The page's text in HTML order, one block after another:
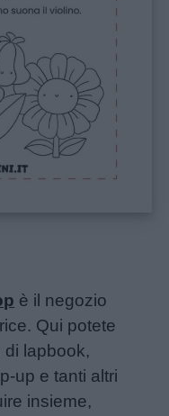
è il negozio
Qui potete
di lapbook,
up e tanti altri
insieme,